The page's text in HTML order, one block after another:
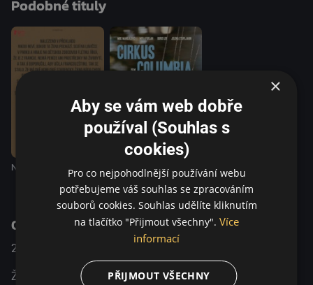
rozpadajícími se evropskými hodnotami.
Podobné tituly
Nalezeno v překladu Cirkus Columbia
O pořadu
2019
Židovská spisovatelka Maria Linde je čerstvou nositelkou
×
Aby se vám web dobře
používal (Souhlas s
cookies)
Pro co nejpohodlnější používání webu
potřebujeme váš souhlas se zpracováním
souborů cookies. Souhlas udělíte kliknutím
na tlačítko "Přijmout všechny". Více
informací
PŘIJMOUT VŠECHNY